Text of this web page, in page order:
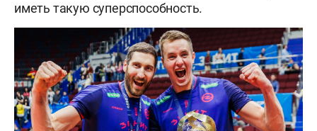
иметь такую суперспособность.